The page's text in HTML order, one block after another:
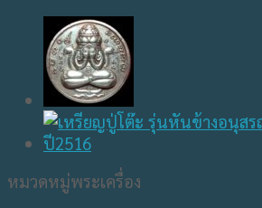
หมวดหมู่พระเครื่อง